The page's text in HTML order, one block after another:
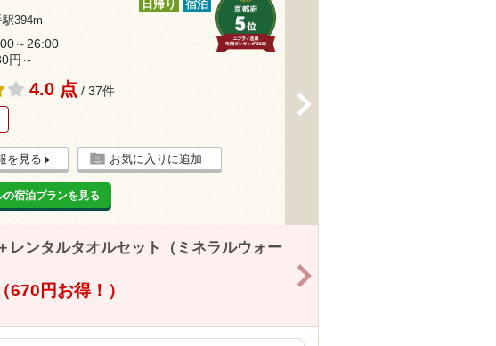
394m
日帰り 宿泊
～26:00
円～
4.0 点 / 37件
を見る お気に入りに追加
の宿泊プランを見る
レンタルタオルセット（ミネラルウォー
670円お得！）